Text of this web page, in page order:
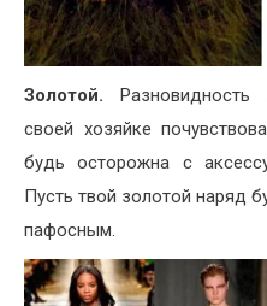
Золотой.
своей хозяйке
будь осторожна с
Пусть твой золотой наряд
пафосным.